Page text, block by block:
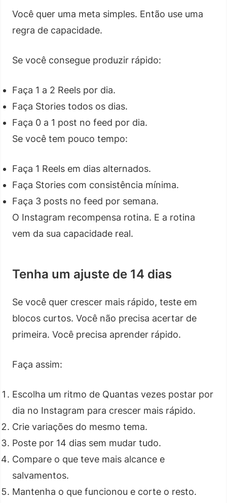
Você quer uma meta simples. Então use uma
regra de capacidade.
Se você consegue produzir rápido:
Faça 1 a 2 Reels por dia.
Faça Stories todos os dias.
Faça 0 a 1 post no feed por dia.
Se você tem pouco tempo:
Faça 1 Reels em dias alternados.
Faça Stories com consistência mínima.
Faça 3 posts no feed por semana.
O Instagram recompensa rotina. E a rotina
vem da sua capacidade real.
Tenha um ajuste de 14 dias
Se você quer crescer mais rápido, teste em
blocos curtos. Você não precisa acertar de
primeira. Você precisa aprender rápido.
Faça assim:
Escolha um ritmo de Quantas vezes postar por
dia no Instagram para crescer mais rápido.
Crie variações do mesmo tema.
Poste por 14 dias sem mudar tudo.
Compare o que teve mais alcance e
salvamentos.
Mantenha o que funcionou e corte o resto.